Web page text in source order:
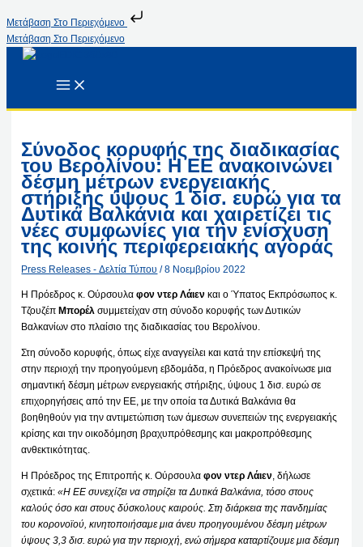
Μετάβαση Στο Περιεχόμενο
Μετάβαση Στο Περιεχόμενο
Σύνοδος κορυφής της διαδικασίας
του Βερολίνου: Η ΕΕ ανακοινώνει
δέσμη μέτρων ενεργειακής
στήριξης ύψους 1 δισ. ευρώ για τα
Δυτικά Βαλκάνια και χαιρετίζει τις
νέες συμφωνίες για την ενίσχυση
της κοινής περιφερειακής αγοράς
Press Releases - Δελτία Τύπου /8 Νοεμβρίου 2022
Η Πρόεδρος κ. Ούρσουλαφον ντερ Λάιεν και ο Ύπατος Εκπρόσωπος κ.
Τζουζέπ Μπορέλ συμμετείχαν στη σύνοδο κορυφής των Δυτικών
Βαλκανίων στο πλαίσιο της διαδικασίας του Βερολίνου.
Στη σύνοδο κορυφής, όπως είχε αναγγείλει και κατά την επίσκεψή της
στην περιοχή την προηγούμενη εβδομάδα, η Πρόεδρος ανακοίνωσε μια
σημαντική δέσμη μέτρων ενεργειακής στήριξης, ύψους 1 δισ. ευρώ σε
επιχορηγήσεις από την ΕΕ, με την οποία τα Δυτικά Βαλκάνια θα
βοηθηθούν για την αντιμετώπιση των άμεσων συνεπειών της ενεργειακής
κρίσης και την οικοδόμηση βραχυπρόθεσμης και μακροπρόθεσμης
ανθεκτικότητας.
Η Πρόεδρος της Επιτροπής κ. Ούρσουλαφον ντερ Λάιεν, δήλωσε
σχετικά: «Η ΕΕ συνεχίζει να στηρίζει τα Δυτικά Βαλκάνια, τόσο στους
καλούς όσο και στους δύσκολους καιρούς. Στη διάρκεια της πανδημίας
του κορονοϊού, κινητοποιήσαμε μια άνευ προηγουμένου δέσμη μέτρων
ύψους 3,3 δισ. ευρώ για την περιοχή, ενώ σήμερα καταρτίζουμε μια δέσμη